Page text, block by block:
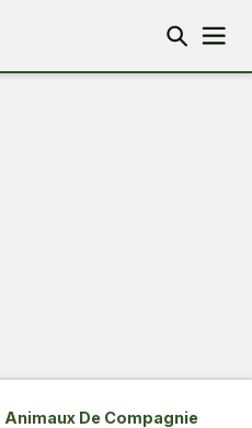
Animaux De Compagnie